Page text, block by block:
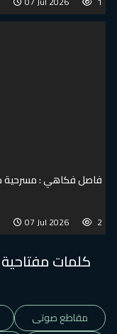
فاصل فكاهي : مسرحية
07 Jul 2026
كلمات مفتاحية
مقاطع صوتى